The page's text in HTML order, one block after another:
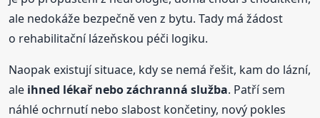
ale nedokáže bezpečně ven z bytu. Tady má žádost
o rehabilitační lázeňskou péči logiku.
Naopak existují situace, kdy se nemá řešit, kam do lázní,
ale ihned lékař nebo záchranná služba. Patří sem
náhlé ochrnutí nebo slabost končetiny, nový pokles